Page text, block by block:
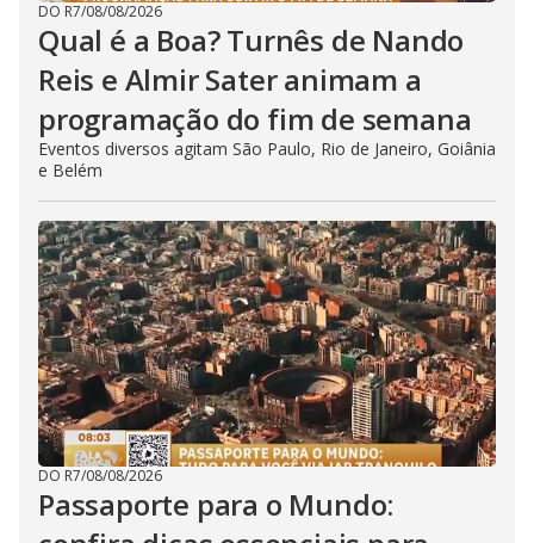
DO R7/08/08/2026
Qual é a Boa? Turnês de Nando
Reis e Almir Sater animam a
programação do fim de semana
Eventos diversos agitam São Paulo, Rio de Janeiro, Goiânia
e Belém
DO R7/08/08/2026
Passaporte para o Mundo: